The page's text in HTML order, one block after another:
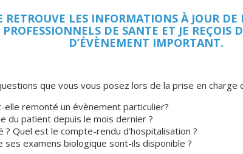
RETROUVE LES INFORMATIONS À JOUR
DE SANTE ET JE REÇOIS
D’ÉVÈNEMENT IMPORTANT.
que vous vous posez lors de la prise en charge
elle remonté un évènement particulier?
du patient depuis le mois dernier ?
Quel est le compte-rendu d’hospitalisation ?
examens biologique sont-ils disponible ?